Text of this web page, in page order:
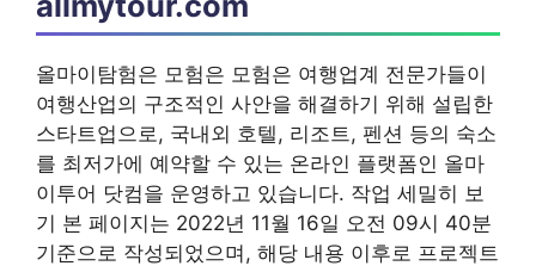
올마이탐험은 모험은 모험은 여행업계 전문가들이
여행산업의 구조적인 사안을 해결하기 위해 설립한
스타트업으로, 국내외 호텔, 리조트, 펜션 등의 숙소
를 최저가에 예약할 수 있는 온라인 플랫폼인 올마
이투어 닷컴을 운영하고 있습니다. 작업 세밀히 보
기 본 페이지는 2022년 11월 16일 오전 09시 40분
기준으로 작성되었으며, 해당 내용 이후로 프로젝트